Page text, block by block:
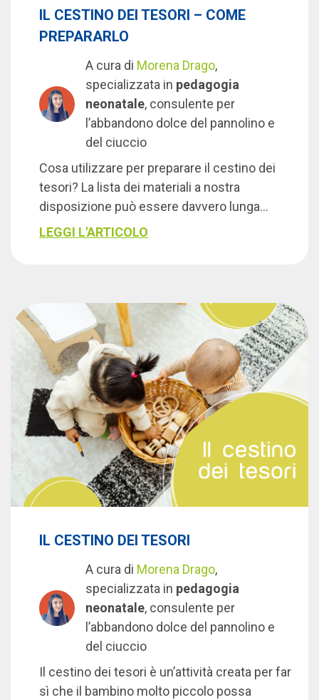
IL CESTINO DEI TESORI – COME
PREPARARLO
A cura di Morena Drago,
specializzata in pedagogia
neonatale, consulente per
l’abbandono dolce del pannolino e
del ciuccio
Cosa utilizzare per preparare il cestino dei
tesori? La lista dei materiali a nostra
disposizione può essere davvero lunga…
LEGGI L'ARTICOLO
IL CESTINO DEI TESORI
A cura di Morena Drago,
specializzata in pedagogia
neonatale, consulente per
l’abbandono dolce del pannolino e
del ciuccio
Il cestino dei tesori è un’attività creata per far
sì che il bambino molto piccolo possa